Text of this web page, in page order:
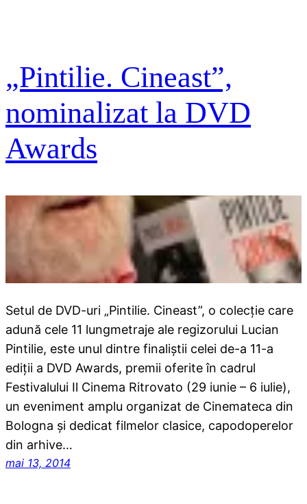
„Pintilie. Cineast”,
nominalizat la DVD
Awards
Setul de DVD-uri „Pintilie. Cineast”, o colecție care
adună cele 11 lungmetraje ale regizorului Lucian
Pintilie, este unul dintre finaliștii celei de-a 11-a
ediții a DVD Awards, premii oferite în cadrul
Festivalului Il Cinema Ritrovato (29 iunie – 6 iulie),
un eveniment amplu organizat de Cinemateca din
Bologna și dedicat filmelor clasice, capodoperelor
din arhive…
mai 13, 2014